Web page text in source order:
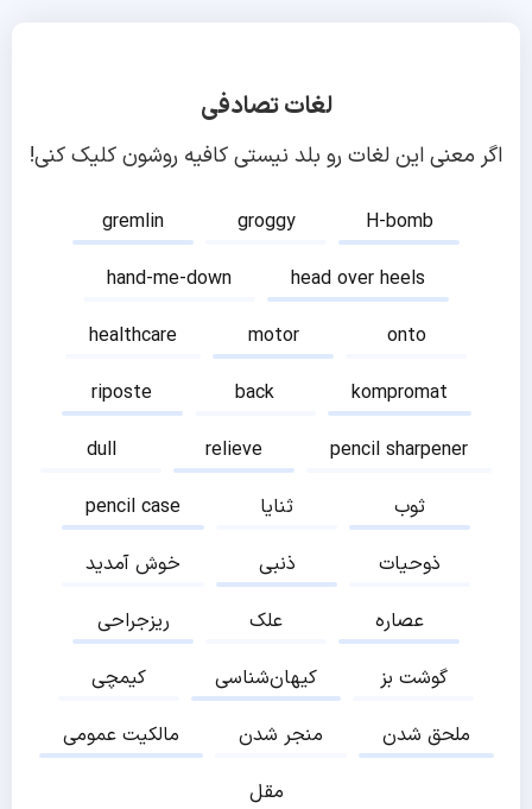
لغات تصادفی
اگر معنی این لغات رو بلد نیستی کافیه روشون کلیک کنی!
gremlin groggy
H-bomb
hand-me-down
head over heels
healthcare
motor
onto
riposte
back
kompromat
dull
relieve
pencil sharpener
pencil case
ثنایا
ثوب
خوش آمدید
ذنبی
ذوحیات
ریزجراحی
علک
عصاره
کیمچی
کیهان‌شناسی
گوشت بز
مالکیت عمومی
منجر شدن
ملحق شدن
مقل